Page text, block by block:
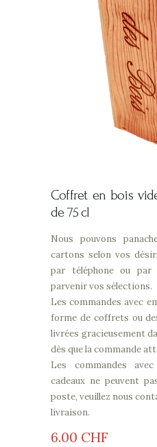
Coffret en bois
de 75 cl
Nous pouvons
cartons selon vos
par téléphone ou
parvenir vos sélections.
Les commandes avec
forme de coffrets ou
livrées gracieusement
dès que la commande
Les commandes
cadeaux ne peuvent
poste, veuillez nous
livraison.
6 00 CHF